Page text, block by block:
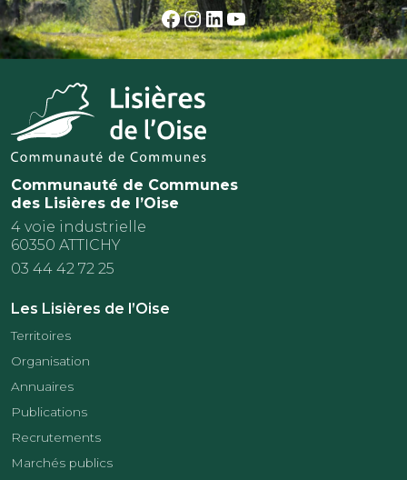
Facebook
Instagram
LinkedIn
YouTube
Communauté de Communes
des Lisières de l’Oise
4 voie industrielle
60350 ATTICHY
03 44 42 72 25
Les Lisières de l’Oise
Territoires
Organisation
Annuaires
Publications
Recrutements
Marchés publics